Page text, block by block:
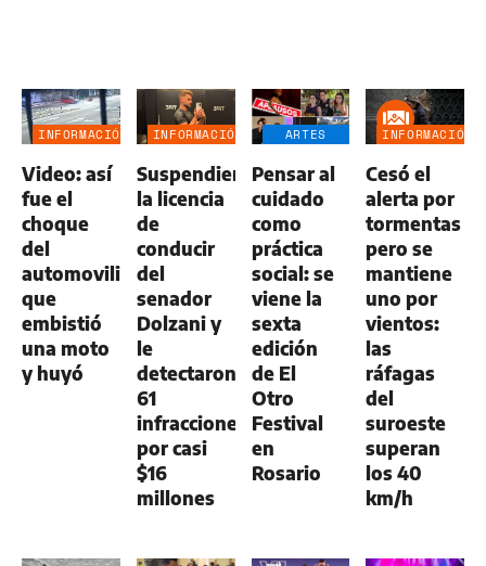
INFORMACIÓN
Video: así
fue el
choque
del
automovilista
que
embistió
una moto
y huyó
INFORMACIÓN
Suspendieron
la licencia
de
conducir
del
senador
Dolzani y
le
detectaron
61
infracciones
por casi
$16
millones
ARTES
Pensar al
cuidado
como
práctica
social: se
viene la
sexta
edición
de El
Otro
Festival
en
Rosario
INFORMACIÓN
Cesó el
alerta por
tormentas
pero se
mantiene
uno por
vientos:
las
ráfagas
del
suroeste
superan
los 40
km/h